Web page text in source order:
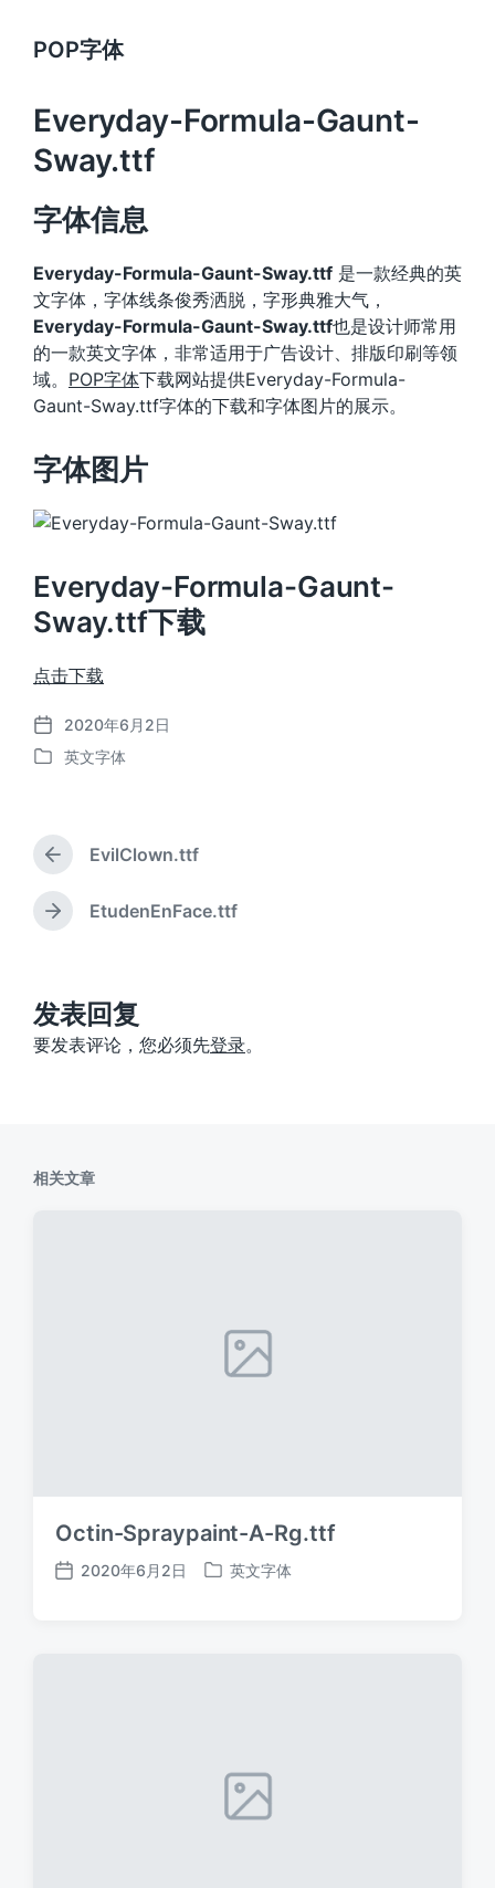
POP字体
Everyday-Formula-Gaunt-
Sway.ttf
字体信息
Everyday-Formula-Gaunt-Sway.ttf 是一款经典的英
文字体，字体线条俊秀洒脱，字形典雅大气，
Everyday-Formula-Gaunt-Sway.ttf也是设计师常用
的一款英文字体，非常适用于广告设计、排版印刷等领
域。 POP字体下载网站提供Everyday-Formula-
Gaunt-Sway.ttf字体的下载和字体图片的展示。
字体图片
Everyday-Formula-Gaunt-
Sway.ttf下载
点击下载
发
布
2020年6月2日
发
英文字体
上
篇
文
章
EvilClown.ttf
下
：
EtudenEnFace.ttf
发表回复
要发表评论，您必须先登录。
相关文章
Octin-Spraypaint-A-Rg.ttf
发
2020年6月2日
发
英文字体